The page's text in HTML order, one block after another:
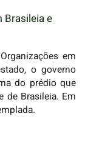
Brasileia e
em
o governo
do prédio que
de Brasileia. Em